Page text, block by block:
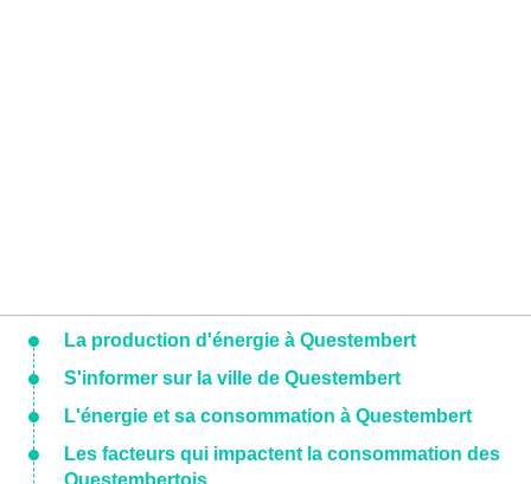
La production d'énergie à Questembert
S'informer sur la ville de Questembert
L'énergie et sa consommation à Questembert
Les facteurs qui impactent la consommation des